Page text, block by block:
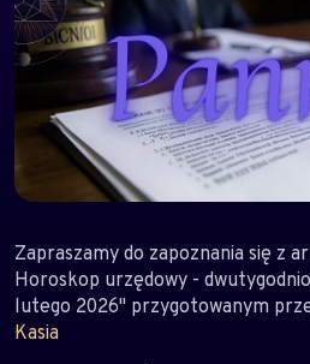
Zapraszamy do zapoznania się z
Horoskop urzędowy -
lutego 2026" przygotowanym
Kasia